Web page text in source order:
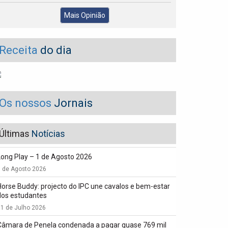
Mais Opinião
do dia
nossos Jornais
Notícias
Play – 1 de Agosto 2026
de Agosto 2026
Buddy: projecto do IPC une cavalos e bem-estar
estudantes
de Julho 2026
de Penela condenada a pagar quase 769 mil